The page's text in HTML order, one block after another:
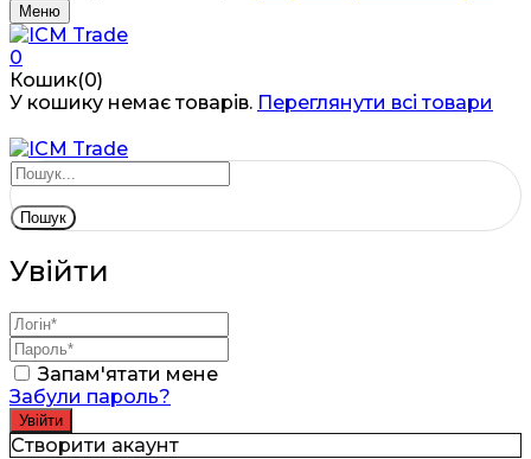
Меню
0
Кошик(0)
У кошику немає товарів. Переглянути всі товари
Пошук
Увійти
Запам'ятати мене
Забули пароль?
Створити акаунт